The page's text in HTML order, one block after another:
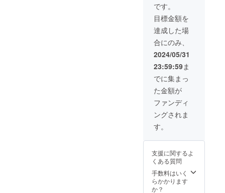
す。開
催地は
石川県
もしく
は富山
県を予
定。日
時・ク
リニッ
ク内容
に関し
ては、
ご要望
来かね
もござ
います
のでご
相談く
ださ
です。
目標金額を
達成した場
合にのみ、
2024/05/31
23:59:59ま
でに集まっ
た金額が
ファンディ
ングされま
す。
支援に関するよ
くある質問
手数料はいく
らかかります
か？